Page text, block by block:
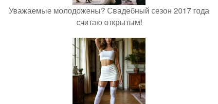
Уважаемые молодожены? Свадебный сезон 2017 года
считаю открытым!